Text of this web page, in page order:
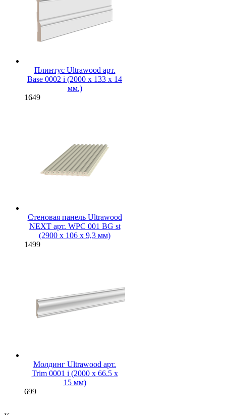
Плинтус Ultrawood арт.
Base 0002 i (2000 x 133 x 14
мм.)
1649
Стеновая панель Ultrawood
NEXT арт. WPC 001 BG st
(2900 х 106 х 9,3 мм)
1499
Молдинг Ultrawood арт.
Trim 0001 i (2000 х 66.5 х
15 мм)
699